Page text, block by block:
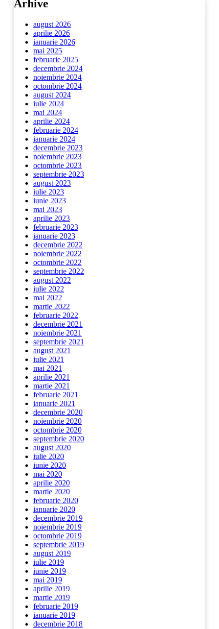
Arhive
august 2026
aprilie 2026
ianuarie 2026
mai 2025
februarie 2025
decembrie 2024
noiembrie 2024
octombrie 2024
august 2024
iulie 2024
mai 2024
aprilie 2024
februarie 2024
ianuarie 2024
decembrie 2023
noiembrie 2023
octombrie 2023
septembrie 2023
august 2023
iulie 2023
iunie 2023
mai 2023
aprilie 2023
februarie 2023
ianuarie 2023
decembrie 2022
noiembrie 2022
octombrie 2022
septembrie 2022
august 2022
iulie 2022
mai 2022
martie 2022
februarie 2022
decembrie 2021
noiembrie 2021
septembrie 2021
august 2021
iulie 2021
mai 2021
aprilie 2021
martie 2021
februarie 2021
ianuarie 2021
decembrie 2020
noiembrie 2020
octombrie 2020
septembrie 2020
august 2020
iulie 2020
iunie 2020
mai 2020
aprilie 2020
martie 2020
februarie 2020
ianuarie 2020
decembrie 2019
noiembrie 2019
octombrie 2019
septembrie 2019
august 2019
iulie 2019
iunie 2019
mai 2019
aprilie 2019
martie 2019
februarie 2019
ianuarie 2019
decembrie 2018